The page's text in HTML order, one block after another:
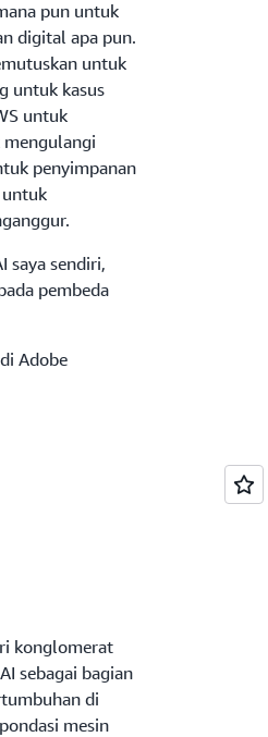
pun untuk
digital apa pun.
untuk
untuk kasus
untuk
penyimpanan
untuk
saya sendiri,
pembeda
Adobe
konglomerat
sebagai bagian
di
mesin